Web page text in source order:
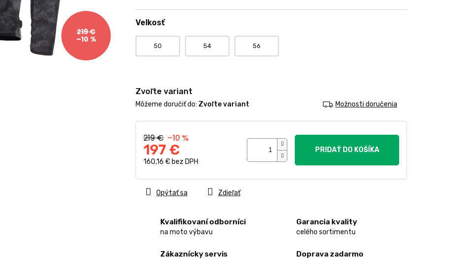
219 €
–10 %
Velkosť
50 54 56
Zvoľte variant
Môžeme doručiť do: Zvoľte variant Možnosti doručenia
219 € –10 %
197 €
160,16 € bez DPH
PRIDAŤ DO KOŠÍKA
Kvalifikovaní odborníci
na moto výbavu
Garancia kvality
celého sortimentu
Zákaznícky servis Doprava zadarmo
Opýtať sa Zdieľať